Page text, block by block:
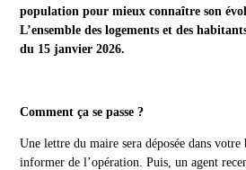
population pour mieux connaître son
L’ensemble des logements et des
du 15 janvier 2026.
Comment ça se passe ?
Une lettre du maire sera déposée dans
informer de l’opération. Puis, un agent